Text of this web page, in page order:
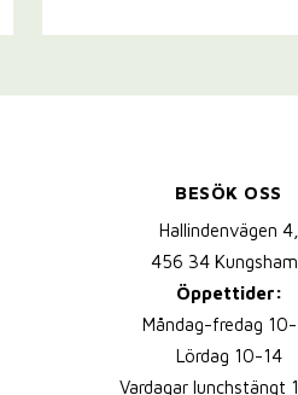
BESÖK OSS
Hallindenvägen 4,
456 34
Öppettider:
Måndag-fredag
Lördag 10-14
Vardagar lunchstängt